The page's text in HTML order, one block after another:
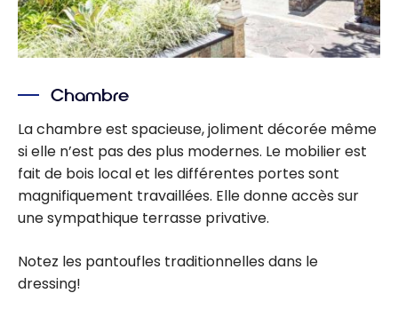
Chambre
La chambre est spacieuse, joliment décorée même
si elle n’est pas des plus modernes. Le mobilier est
fait de bois local et les différentes portes sont
magnifiquement travaillées. Elle donne accès sur
une sympathique terrasse privative.
Notez les pantoufles traditionnelles dans le
dressing!